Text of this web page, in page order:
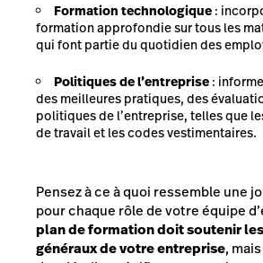
Formation technologique :
formation approfondie sur tous les
qui font partie du quotidien des
Politiques de l’entreprise :
des meilleures pratiques, des
politiques de l’entreprise, telles que
de travail et les codes vestimentaires.
Pensez à ce à quoi ressemble une
pour chaque rôle de votre équipe
plan de formation doit soutenir
généraux de votre entreprise,